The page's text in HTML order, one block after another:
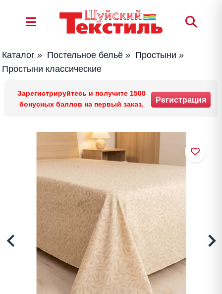
Каталог » Постельное бельё » Простыни »
Простыни классические
Зарегистрируйтесь и получите 1500
бонусных баллов на первый заказ.
Регистрация